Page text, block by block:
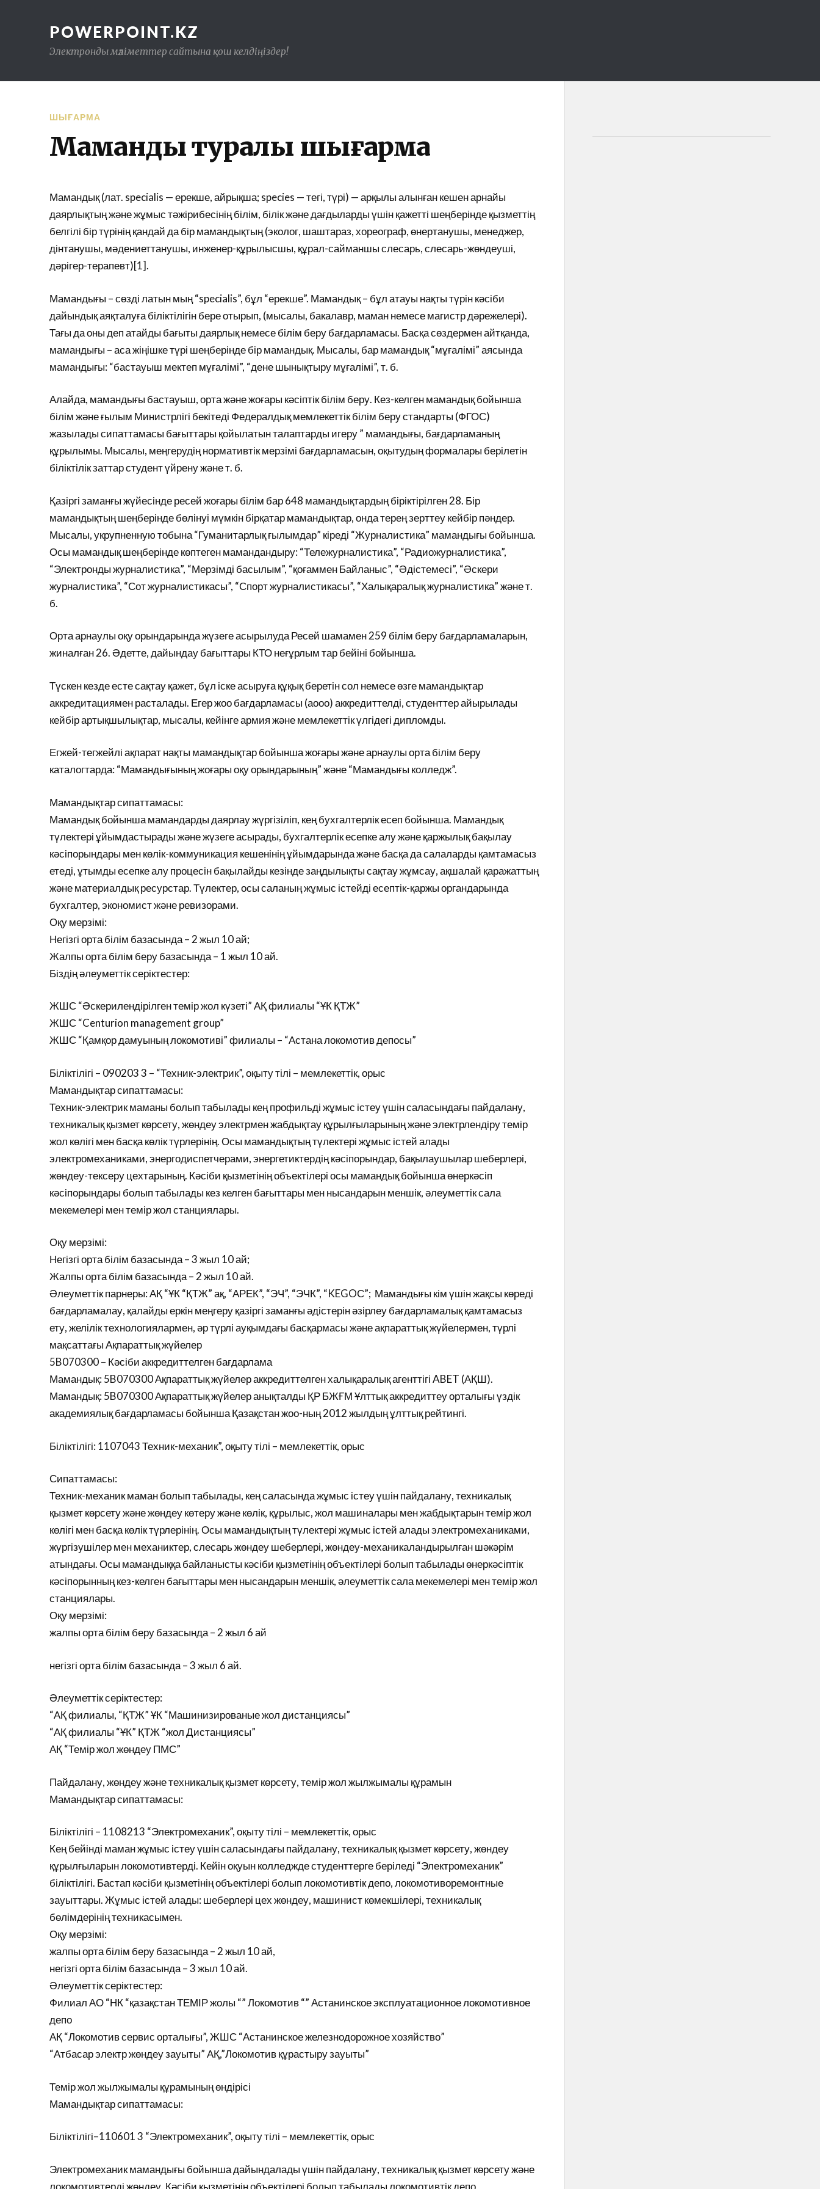
POWERPOINT.KZ
Электронды мәліметтер сайтына қош келдіңіздер!
ШЫҒАРМА
Мамандық туралы шығарма
Мамандық (лат. specialis — ерекше, айрықша; species — тегі, түрі) — арқылы алынған кешен арнайы
даярлықтың және жұмыс тәжірибесінің білім, білік және дағдыларды үшін қажетті шеңберінде қызметтің
белгілі бір түрінің қандай да бір мамандықтың (эколог, шаштараз, хореограф, өнертанушы, менеджер,
дінтанушы, мәдениеттанушы, инженер-құрылысшы, құрал-сайманшы слесарь, слесарь-жөндеуші,
дәрігер-терапевт)[1].
Мамандығы – сөзді латын мың “specialis”, бұл “ерекше”. Мамандық – бұл атауы нақты түрін кәсіби
дайындық аяқталуға біліктілігін бере отырып, (мысалы, бакалавр, маман немесе магистр дәрежелері).
Тағы да оны деп атайды бағыты даярлық немесе білім беру бағдарламасы. Басқа сөздермен айтқанда,
мамандығы – аса жіңішке түрі шеңберінде бір мамандық. Мысалы, бар мамандық “мұғалімі” аясында
мамандығы: “бастауыш мектеп мұғалімі”, “дене шынықтыру мұғалімі”, т. б.
Алайда, мамандығы бастауыш, орта және жоғары кәсіптік білім беру. Кез-келген мамандық бойынша
білім және ғылым Министрлігі бекітеді Федералдық мемлекеттік білім беру стандарты (ФГОС)
жазылады сипаттамасы бағыттары қойылатын талаптарды игеру ” мамандығы, бағдарламаның
құрылымы. Мысалы, меңгерудің нормативтік мерзімі бағдарламасын, оқытудың формалары берілетін
біліктілік заттар студент үйрену және т. б.
Қазіргі заманғы жүйесінде ресей жоғары білім бар 648 мамандықтардың біріктірілген 28. Бір
мамандықтың шеңберінде бөлінуі мүмкін бірқатар мамандықтар, онда терең зерттеу кейбір пәндер.
Мысалы, укрупненную тобына “Гуманитарлық ғылымдар” кіреді “Журналистика” мамандығы бойынша.
Осы мамандық шеңберінде көптеген мамандандыру: “Тележурналистика”, “Радиожурналистика”,
“Электронды журналистика”, “Мерзімді басылым”, “қоғаммен Байланыс”, “Әдістемесі”, “Әскери
журналистика”, “Сот журналистикасы”, “Спорт журналистикасы”, “Халықаралық журналистика” және т.
б.
Орта арнаулы оқу орындарында жүзеге асырылуда Ресей шамамен 259 білім беру бағдарламаларын,
жиналған 26. Әдетте, дайындау бағыттары КТО неғұрлым тар бейіні бойынша.
Түскен кезде есте сақтау қажет, бұл іске асыруға құқық беретін сол немесе өзге мамандықтар
аккредитациямен расталады. Егер жоо бағдарламасы (аооо) аккредиттелді, студенттер айырылады
кейбір артықшылықтар, мысалы, кейінге армия және мемлекеттік үлгідегі дипломды.
Егжей-тегжейлі ақпарат нақты мамандықтар бойынша жоғары және арнаулы орта білім беру
каталогтарда: “Мамандығының жоғары оқу орындарының” және “Мамандығы колледж”.
Мамандықтар сипаттамасы:
Мамандық бойынша мамандарды даярлау жүргізіліп, кең бухгалтерлік есеп бойынша. Мамандық
түлектері ұйымдастырады және жүзеге асырады, бухгалтерлік есепке алу және қаржылық бақылау
кәсіпорындары мен көлік-коммуникация кешенінің ұйымдарында және басқа да салаларды қамтамасыз
етеді, ұтымды есепке алу процесін бақылайды кезінде заңдылықты сақтау жұмсау, ақшалай қаражаттың
және материалдық ресурстар. Түлектер, осы саланың жұмыс істейді есептік-қаржы органдарында
бухгалтер, экономист және ревизорами.
Оқу мерзімі:
Негізгі орта білім базасында – 2 жыл 10 ай;
Жалпы орта білім беру базасында – 1 жыл 10 ай.
Біздің әлеуметтік серіктестер:
ЖШС “Әскерилендірілген темір жол күзеті” АҚ филиалы “ҰК ҚТЖ”
ЖШС “Centurion management group”
ЖШС “Қамқор дамуының локомотиві” филиалы – “Астана локомотив депосы”
Біліктілігі – 090203 3 – “Техник-электрик”, оқыту тілі – мемлекеттік, орыс
Мамандықтар сипаттамасы:
Техник-электрик маманы болып табылады кең профильді жұмыс істеу үшін саласындағы пайдалану,
техникалық қызмет көрсету, жөндеу электрмен жабдықтау құрылғыларының және электрлендіру темір
жол көлігі мен басқа көлік түрлерінің. Осы мамандықтың түлектері жұмыс істей алады
электромеханиками, энергодиспетчерами, энергетиктердің кәсіпорындар, бақылаушылар шеберлері,
жөндеу-тексеру цехтарының. Кәсіби қызметінің объектілері осы мамандық бойынша өнеркәсіп
кәсіпорындары болып табылады кез келген бағыттары мен нысандарын меншік, әлеуметтік сала
мекемелері мен темір жол станциялары.
Оқу мерзімі:
Негізгі орта білім базасында – 3 жыл 10 ай;
Жалпы орта білім базасында – 2 жыл 10 ай.
Әлеуметтік парнеры: АҚ “ҰК “ҚТЖ” ақ, “АРЕК”, “ЭЧ”, “ЭЧК”, “KEGOС”; Мамандығы кім үшін жақсы көреді
бағдарламалау, қалайды еркін меңгеру қазіргі заманғы әдістерін әзірлеу бағдарламалық қамтамасыз
ету, желілік технологиялармен, әр түрлі ауқымдағы басқармасы және ақпараттық жүйелермен, түрлі
мақсаттағы Ақпараттық жүйелер
5B070300 – Кәсіби аккредиттелген бағдарлама
Мамандық: 5B070300 Ақпараттық жүйелер аккредиттелген халықаралық агенттігі ABET (АҚШ).
Мамандық: 5B070300 Ақпараттық жүйелер анықталды ҚР БЖҒМ Ұлттық аккредиттеу орталығы үздік
академиялық бағдарламасы бойынша Қазақстан жоо-ның 2012 жылдың ұлттық рейтингі.
Біліктілігі: 1107043 Техник-механик”, оқыту тілі – мемлекеттік, орыс
Сипаттамасы:
Техник-механик маман болып табылады, кең саласында жұмыс істеу үшін пайдалану, техникалық
қызмет көрсету және жөндеу көтеру және көлік, құрылыс, жол машиналары мен жабдықтарын темір жол
көлігі мен басқа көлік түрлерінің. Осы мамандықтың түлектері жұмыс істей алады электромеханиками,
жүргізушілер мен механиктер, слесарь жөндеу шеберлері, жөндеу-механикаландырылған шәкәрім
атындағы. Осы мамандыққа байланысты кәсіби қызметінің объектілері болып табылады өнеркәсіптік
кәсіпорынның кез-келген бағыттары мен нысандарын меншік, әлеуметтік сала мекемелері мен темір жол
станциялары.
Оқу мерзімі:
жалпы орта білім беру базасында – 2 жыл 6 ай
негізгі орта білім базасында – 3 жыл 6 ай.
Әлеуметтік серіктестер:
“АҚ филиалы, “ҚТЖ” ҰК “Машинизированые жол дистанциясы”
“АҚ филиалы “ҰК” ҚТЖ “жол Дистанциясы”
АҚ “Темір жол жөндеу ПМС”
Пайдалану, жөндеу және техникалық қызмет көрсету, темір жол жылжымалы құрамын
Мамандықтар сипаттамасы:
Біліктілігі – 1108213 “Электромеханик”, оқыту тілі – мемлекеттік, орыс
Кең бейінді маман жұмыс істеу үшін саласындағы пайдалану, техникалық қызмет көрсету, жөндеу
құрылғыларын локомотивтерді. Кейін оқуын колледжде студенттерге беріледі “Электромеханик”
біліктілігі. Бастап кәсіби қызметінің объектілері болып локомотивтік депо, локомотиворемонтные
зауыттары. Жұмыс істей алады: шеберлері цех жөндеу, машинист көмекшілері, техникалық
бөлімдерінің техникасымен.
Оқу мерзімі:
жалпы орта білім беру базасында – 2 жыл 10 ай,
негізгі орта білім базасында – 3 жыл 10 ай.
Әлеуметтік серіктестер:
Филиал АО “НК “қазақстан ТЕМІР жолы “” Локомотив “” Астанинское эксплуатационное локомотивное
депо
АҚ “Локомотив сервис орталығы”, ЖШС “Астанинское железнодорожное хозяйство”
“Атбасар электр жөндеу зауыты” АҚ,”Локомотив құрастыру зауыты”
Темір жол жылжымалы құрамының өндірісі
Мамандықтар сипаттамасы:
Біліктілігі–110601 3 “Электромеханик”, оқыту тілі – мемлекеттік, орыс
Электромеханик мамандығы бойынша дайындалады үшін пайдалану, техникалық қызмет көрсету және
локомотивтерді жөндеу. Кәсіби қызметінің объектілері болып табылады локомотивтік депо,